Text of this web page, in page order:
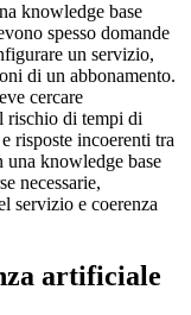
knowledge base
spesso domande
un servizio,
di un abbonamento.
cercare
rischio di tempi di
risposte incoerenti tra
knowledge base
necessarie,
servizio e coerenza
artificiale